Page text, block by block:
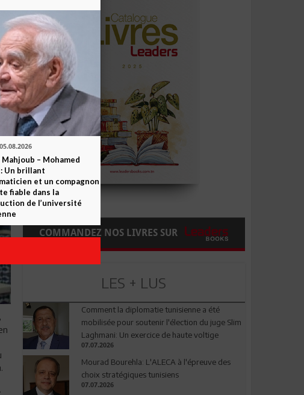
COMMANDEZ NOS LIVRES SUR
LES + LUS
Comment la diplomatie tunisienne a été
mobilisée pour soutenir l'élection du juge Slim
Laghmani: Un exercice de haute voltige
07.07.2026
Mourad Bourehla: L'ALECA à l'épreuve des
choix stratégiques tunisiens
07.07.2026
– Mohamed
Un brillant
et un compagnon
fiable dans la
de l’université